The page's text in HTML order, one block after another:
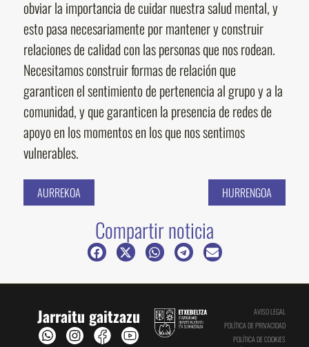
obviar la importancia de cuidar nuestra salud mental, y
esto pasa necesariamente por mantener y construir
relaciones de calidad con las personas que nos rodean.
Necesitamos construir formas de relación que
garanticen el sentimiento de pertenencia al grupo y a la
comunidad, y que garanticen la presencia de redes de
apoyo en los momentos en los que nos sentimos
vulnerables.
AURREKOA HURRENGOA
Compartir noticia
AVISO LEGAL
POLÍTICA DE PRIVACIDAD
POLÍTICA DE COOKIES
Jarraitu gaitzazu